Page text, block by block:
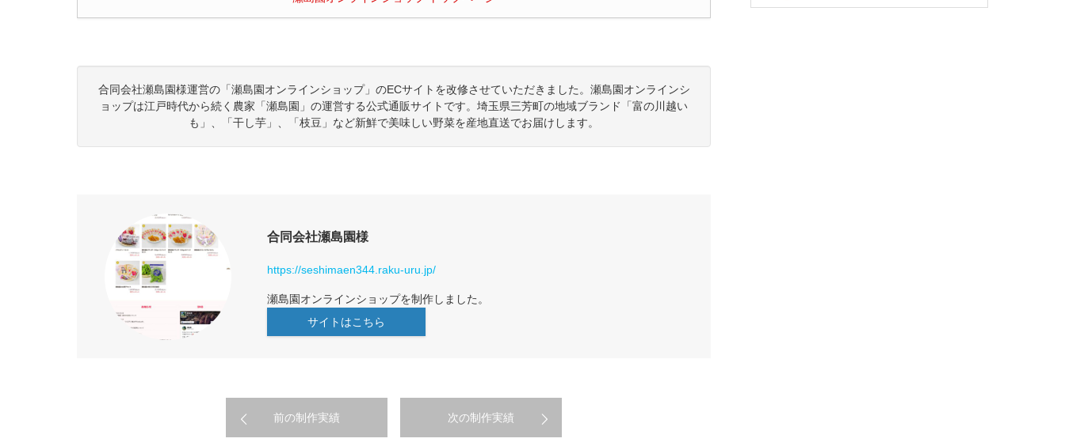
合同会社瀬島園様運営の「瀬島園オンラインショップ」のECサイトを改修させていただきました。瀬島園オンラインシ
ョップは江戸時代から続く農家「瀬島園」の運営する公式通販サイトです。埼玉県三芳町の地域ブランド「富の川越い
も」、「干し芋」、「枝豆」など新鮮で美味しい野菜を産地直送でお届けします。
合同会社瀬島園様
https://seshimaen344.raku-uru.jp/
瀬島園オンラインショップを制作しました。
サイトはこちら
前の制作実績 次の制作実績